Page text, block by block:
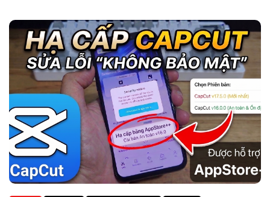
Bài
Trên
Volang